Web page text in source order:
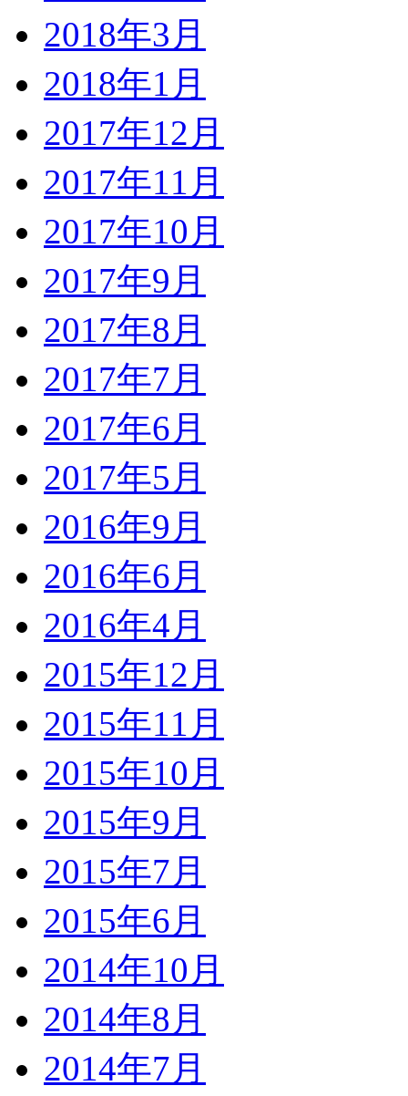
2018年3月
2018年1月
2017年12月
2017年11月
2017年10月
2017年9月
2017年8月
2017年7月
2017年6月
2017年5月
2016年9月
2016年6月
2016年4月
2015年12月
2015年11月
2015年10月
2015年9月
2015年7月
2015年6月
2014年10月
2014年8月
2014年7月